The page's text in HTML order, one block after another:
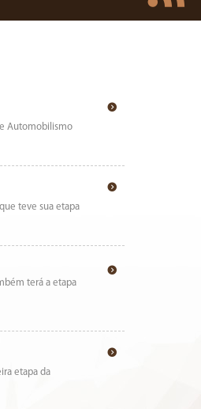
Automobilismo
teve sua etapa
terá a etapa
etapa da